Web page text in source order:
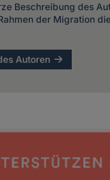
Beschreibung des
der Migration
Autoren